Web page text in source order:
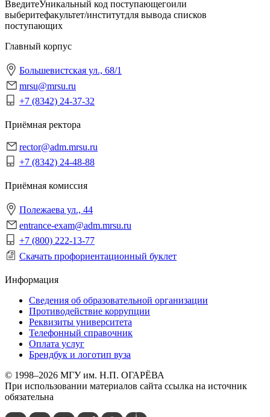
ВведитеУникальный код поступающегоили
выберитефакультет/институтдля вывода списков
поступающих
Главный корпус
Большевистская ул., 68/1
mrsu@mrsu.ru
+7 (8342) 24-37-32
Приёмная ректора
rector@adm.mrsu.ru
+7 (8342) 24-48-88
Приёмная комиссия
Полежаева ул., 44
entrance-exam@adm.mrsu.ru
+7 (800) 222-13-77
Скачать профориентационный буклет
Информация
Сведения об образовательной организации
Противодействие коррупции
Реквизиты университета
Телефонный справочник
Оплата услуг
Брендбук и логотип вуза
© 1998–2026 МГУ им. Н.П. ОГАРЁВА
При использовании материалов сайта ссылка на источник
обязательна